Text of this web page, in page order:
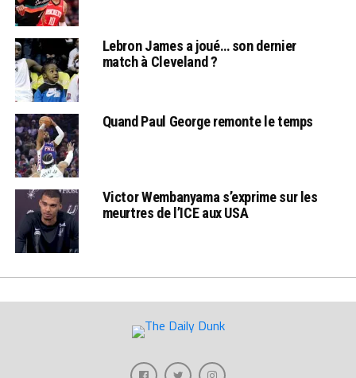
Lebron James a joué… son dernier
match à Cleveland ?
Quand Paul George remonte le temps
Victor Wembanyama s’exprime sur les
meurtres de l’ICE aux USA